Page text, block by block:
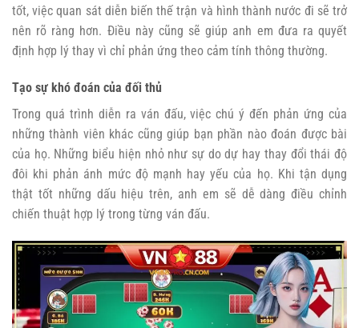
tốt, việc quan sát diễn biến thế trận và hình thành nước đi sẽ trở
nên rõ ràng hơn. Điều này cũng sẽ giúp anh em đưa ra quyết
định hợp lý thay vì chỉ phản ứng theo cảm tính thông thường.
Tạo sự khó đoán của đối thủ
Trong quá trình diễn ra ván đấu, việc chú ý đến phản ứng của
những thành viên khác cũng giúp bạn phần nào đoán được bài
của họ. Những biểu hiện nhỏ như sự do dự hay thay đổi thái độ
đôi khi phản ánh mức độ mạnh hay yếu của họ. Khi tận dụng
thật tốt những dấu hiệu trên, anh em sẽ dễ dàng điều chỉnh
chiến thuật hợp lý trong từng ván đấu.